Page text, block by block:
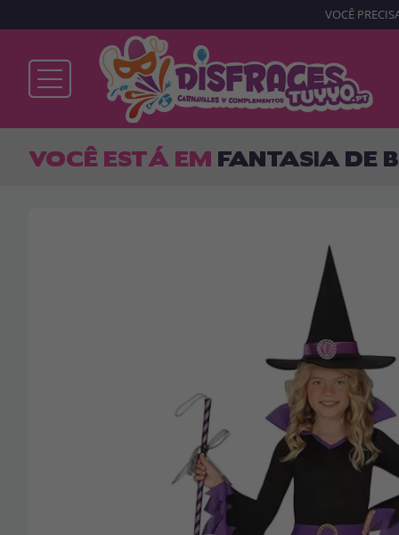
Já sou cliente
VOCÊ
VOCÊ ESTÁ EM FANTASIA DE